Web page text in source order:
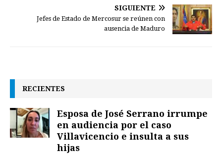
SIGUIENTE
Jefes de Estado de Mercosur se reúnen con
ausencia de Maduro
RECIENTES
Esposa de José Serrano irrumpe
en audiencia por el caso
Villavicencio e insulta a sus
hijas